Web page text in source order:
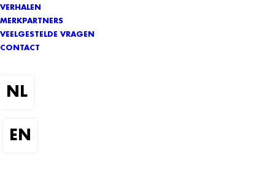
VERHALEN
MERKPARTNERS
VEELGESTELDE VRAGEN
CONTACT